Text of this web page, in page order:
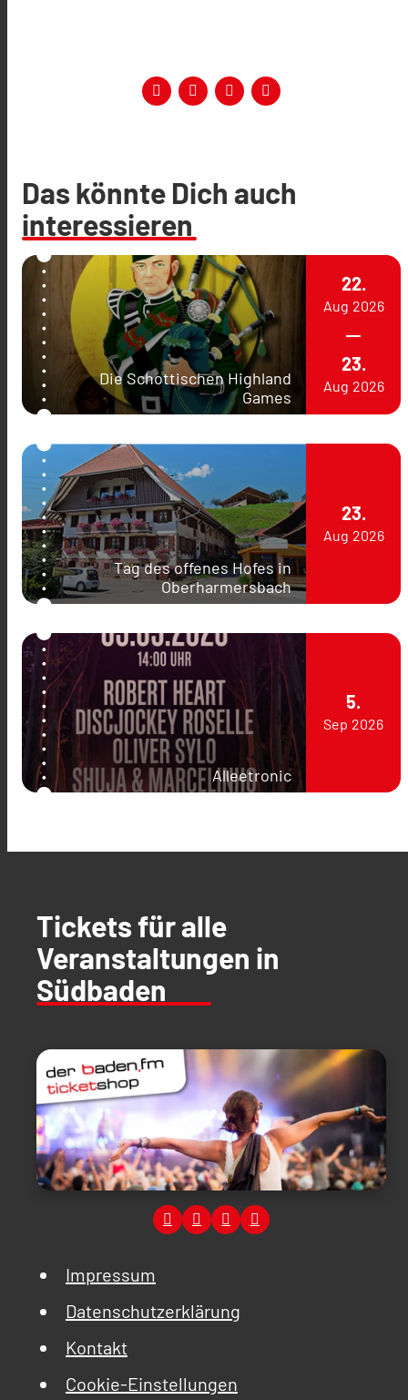
Das könnte Dich auch
interessieren
Die Schottischen Highland
Games
22.
Aug 2026
23.
Aug 2026
Tag des offenes Hofes in
Oberharmersbach
23.
Aug 2026
Alleetronic
5.
Sep 2026
Tickets für alle
Veranstaltungen in
Südbaden
Impressum
Datenschutzerklärung
Kontakt
Cookie-Einstellungen